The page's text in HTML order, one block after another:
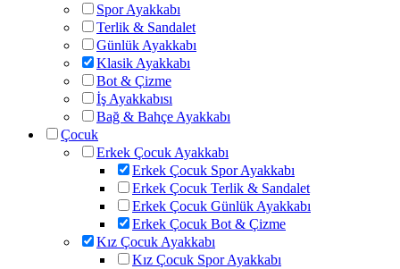
Spor Ayakkabı
Terlik & Sandalet
Günlük Ayakkabı
Klasik Ayakkabı
Bot & Çizme
İş Ayakkabısı
Bağ & Bahçe Ayakkabı
Çocuk
Erkek Çocuk Ayakkabı
Erkek Çocuk Spor Ayakkabı
Erkek Çocuk Terlik & Sandalet
Erkek Çocuk Günlük Ayakkabı
Erkek Çocuk Bot & Çizme
Kız Çocuk Ayakkabı
Kız Çocuk Spor Ayakkabı